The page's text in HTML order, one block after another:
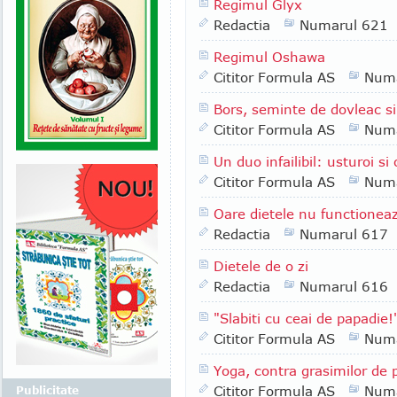
Regimul Glyx
Redactia
Numarul 621
Regimul Oshawa
Cititor Formula AS
Bors, seminte de dovleac
Cititor Formula AS
Un duo infailibil: usturoi si
Cititor Formula AS
Oare dietele nu
Redactia
Numarul 617
Dietele de o zi
Redactia
Numarul 616
"Slabiti cu ceai de
Cititor Formula AS
Yoga, contra grasimilor de
Cititor Formula AS
Publicitate